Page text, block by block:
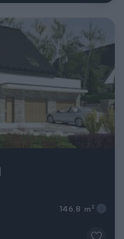
146,8 m 2